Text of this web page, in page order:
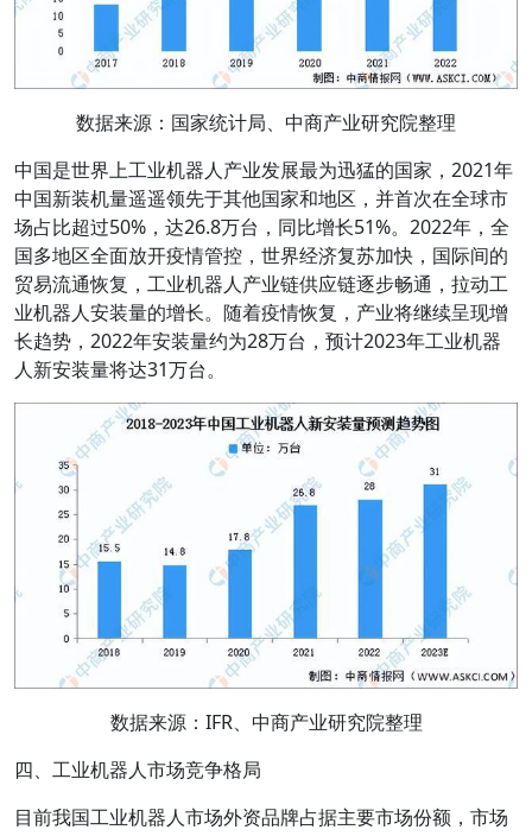
数据来源：国家统计局、中商产业研究院整理
中国是世界上工业机器人产业发展最为迅猛的国家，2021年
中国新装机量遥遥领先于其他国家和地区，并首次在全球市
场占比超过50%，达26.8万台，同比增长51%。2022年，全
国多地区全面放开疫情管控，世界经济复苏加快，国际间的
贸易流通恢复，工业机器人产业链供应链逐步畅通，拉动工
业机器人安装量的增长。随着疫情恢复，产业将继续呈现增
长趋势，2022年安装量约为28万台，预计2023年工业机器
人新安装量将达31万台。
数据来源：IFR、中商产业研究院整理
四、工业机器人市场竞争格局
目前我国工业机器人市场外资品牌占据主要市场份额，市场